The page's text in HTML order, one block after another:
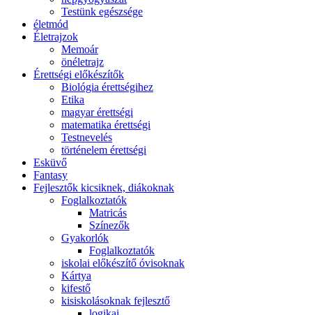
Testünk egészsége
életmód
Életrajzok
Memoár
önéletrajz
Érettségi előkészítők
Biológia érettségihez
Etika
magyar érettségi
matematika érettségi
Testnevelés
történelem érettségi
Esküvő
Fantasy
Fejlesztők kicsiknek, diákoknak
Foglalkoztatók
Matricás
Színezők
Gyakorlók
Foglalkoztatók
iskolai előkészítő óvisoknak
Kártya
kifestő
kisiskolásoknak fejlesztő